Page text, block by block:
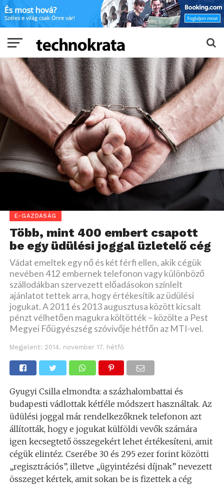
E-GAZDASÁG
Több, mint 400 embert csapott
be egy üdülési joggal üzletelő cég
Vádat emeltek egy nő és két férfi ellen, akik cégük
nevében 412 embernek telefonon vagy különböző
szállodákban szervezett előadásokon színlelt
ajánlatot tettek arra, hogy értékesítik az üdülési
jogukat. A 2011 és 2013 augusztusa között kicsalt
pénzt vélhetően magukra költötték – közölte a Pest
Megyei Főügyészség szóvivője hétfőn az MTI-vel.
Megjelent: 2014. november 17. hétfő
Gyugyi Csilla elmondta: a százhalombattai és
budapesti vádlottak kétféle módszert használtak. Az
üdülési joggal már rendelkezőknek telefonon azt
állították, hogy e jogukat külföldi vevők számára
igen kecsegtető összegekért lehet értékesíteni, amit
cégük elintéz. Cserébe 30 és 295 ezer forint közötti
„regisztrációs”, illetve „ügyintézési díjnak” nevezett
összeget kértek, amit sokan be is fizettek a cég